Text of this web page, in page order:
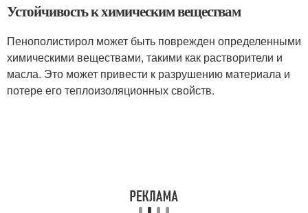
Устойчивость к химическим веществам
Пенополистирол может быть поврежден определенными
химическими веществами, такими как растворители и
масла. Это может привести к разрушению материала и
потере его теплоизоляционных свойств.